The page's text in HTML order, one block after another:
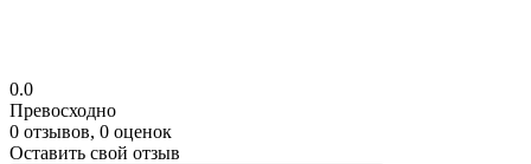
0.0
Превосходно
0 отзывов, 0 оценок
Оставить свой отзыв